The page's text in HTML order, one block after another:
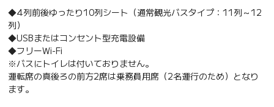
◆4列前後ゆったり10列シート（通常観光バスタイプ：11列～12
列）
◆USBまたはコンセント型充電設備
◆フリーWi-Fi
※バスにトイレは付いておりません。
運転席の真後ろの前方2席は乗務員用席（2名運行のため）となり
ます。